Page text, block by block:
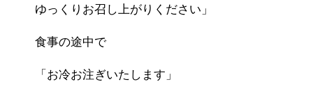
ゆっくりお召し上がりください」
食事の途中で
「お冷お注ぎいたします」